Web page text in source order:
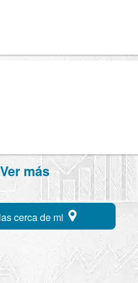
Ver más
cerca de mi